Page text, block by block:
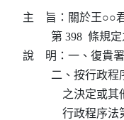
主    旨：關於王○○
第 398
說    明：一、復貴
二、按行
之決
行政